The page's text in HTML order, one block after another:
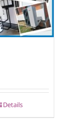
Details